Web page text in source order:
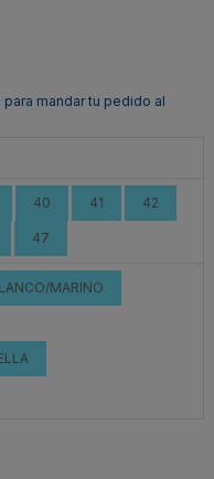
mandar tu pedido al
40 41 42
47
MARINO